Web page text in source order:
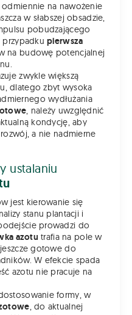
na nawożenie
w słabszej obsadzie,
pobudzającego
przypadkupierwsza
na budowę potencjalnej
zwykle większą
dlatego zbyt wysoka
wydłużania
, należy uwzględnić
kondycję, aby
a nie nadmierne
ustalaniu
jest kierowanie się
stanu plantacji i
prowadzi do
azotu trafia na pole w
gotowe do
W efekcie spada
azotu nie pracuje na
formy, w
, do aktualnej